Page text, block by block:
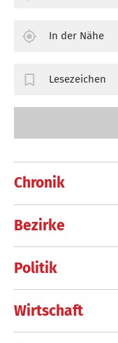
Chronik
Bezirke
Politik
Wirtschaft
In der Nähe
Lesezeichen